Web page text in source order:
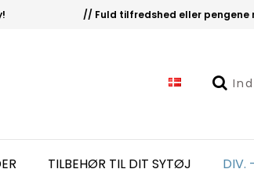
// Fuld tilfredshed eller pengene
TILBEHØR TIL DIT SYTØJ DIV.